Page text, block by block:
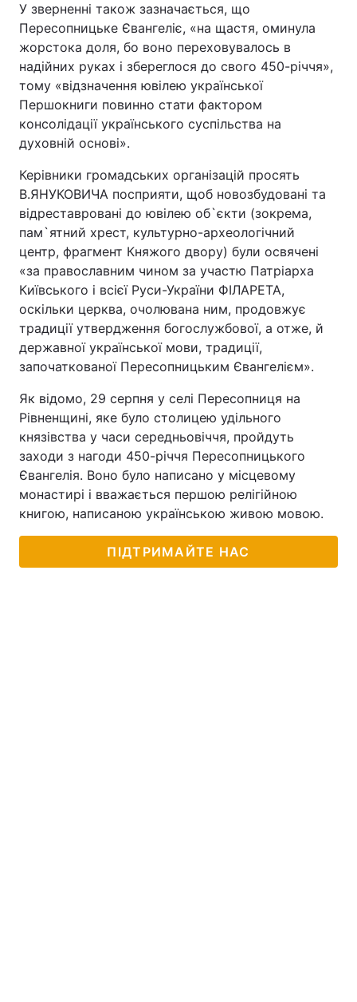
У зверненні також зазначається, що
Пересопницьке Євангеліє, «на щастя, оминула
жорстока доля, бо воно переховувалось в
надійних руках і збереглося до свого 450-річчя»,
тому «відзначення ювілею української
Першокниги повинно стати фактором
консолідації українського суспільства на
духовній основі».
Керівники громадських організацій просять
В.ЯНУКОВИЧА посприяти, щоб новозбудовані та
відреставровані до ювілею об`єкти (зокрема,
пам`ятний хрест, культурно-археологічний
центр, фрагмент Княжого двору) були освячені
«за православним чином за участю Патріарха
Київського і всієї Руси-України ФІЛАРЕТА,
оскільки церква, очолювана ним, продовжує
традиції утвердження богослужбової, а отже, й
державної української мови, традиції,
започаткованої Пересопницьким Євангелієм».
Як відомо, 29 серпня у селі Пересопниця на
Рівненщині, яке було столицею удільного
князівства у часи середньовіччя, пройдуть
заходи з нагоди 450-річчя Пересопницького
Євангелія. Воно було написано у місцевому
монастирі і вважається першою релігійною
книгою, написаною українською живою мовою.
ПІДТРИМАЙТЕ НАС